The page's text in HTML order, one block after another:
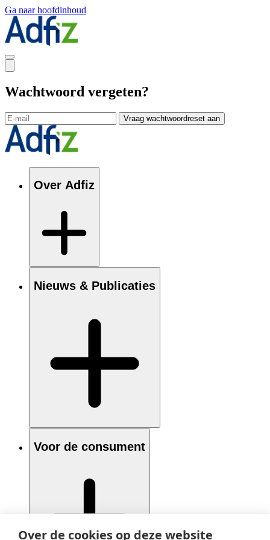
Over de cookies op deze website
Ga naar hoofdinhoud
Wachtwoord vergeten?
Vraag wachtwoordreset aan
Over Adfiz
Nieuws & Publicaties
Voor de consument